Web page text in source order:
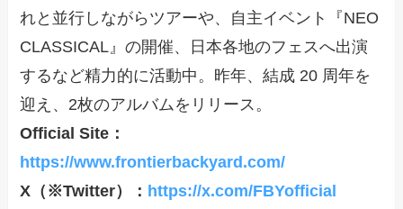
れと並行しながらツアーや、自主イベント『NEO
CLASSICAL』の開催、日本各地のフェスへ出演
するなど精力的に活動中。昨年、結成 20 周年を
迎え、2枚のアルバムをリリース。
Official Site：
https://www.frontierbackyard.com/
X（※Twitter）： https://x.com/FBYofficial